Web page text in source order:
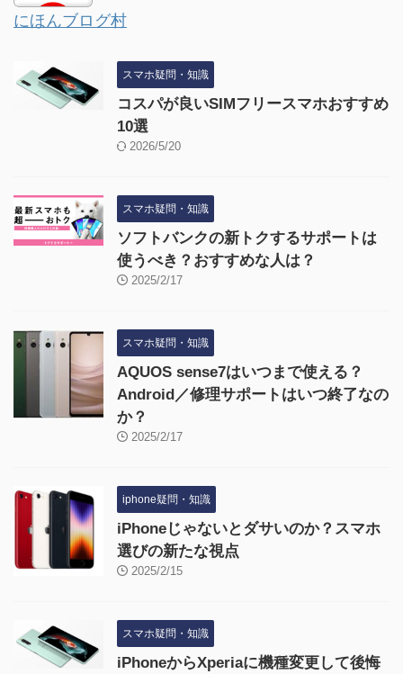
にほんブログ村
スマホ疑問・知識
コスパが良いSIMフリースマホおすすめ
10選
2026/5/20
スマホ疑問・知識
ソフトバンクの新トクするサポートは
使うべき？おすすめな人は？
2025/2/17
スマホ疑問・知識
AQUOS sense7はいつまで使える？
Android／修理サポートはいつ終了なの
か？
2025/2/17
iphone疑問・知識
iPhoneじゃないとダサいのか？スマホ
選びの新たな視点
2025/2/15
スマホ疑問・知識
iPhoneからXperiaに機種変更して後悔